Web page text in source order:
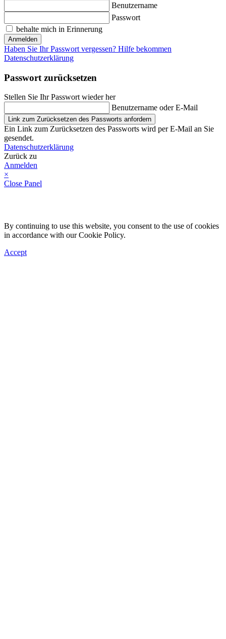
Benutzername
Passwort
behalte mich in Erinnerung
Anmelden
Haben Sie Ihr Passwort vergessen? Hilfe bekommen
Datenschutzerklärung
Passwort zurücksetzen
Stellen Sie Ihr Passwort wieder her
Benutzername oder E-Mail
Link zum Zurücksetzen des Passworts anfordern
Ein Link zum Zurücksetzen des Passworts wird per E-Mail an Sie
gesendet.
Datenschutzerklärung
Zurück zu
Anmelden
×
Close Panel
By continuing to use this website, you consent to the use of cookies
in accordance with our Cookie Policy.
Accept